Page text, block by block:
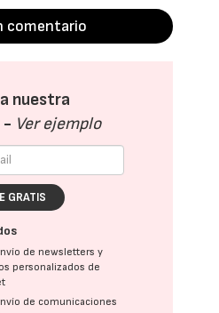
comentario
nuestra
- Ver ejemplo
GRATIS
de newsletters y
personalizados de
de comunicaciones